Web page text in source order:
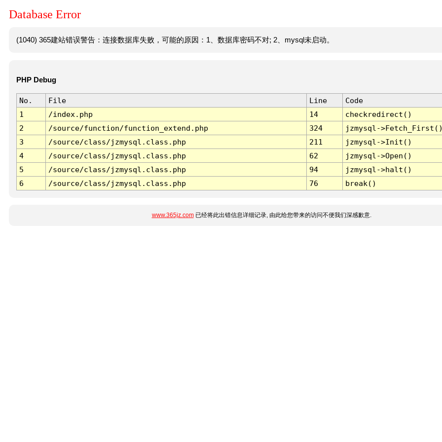
Database Error
(1040) 365建站错误警告：连接数据库失败，可能的原因：1、数据库密码不对; 2、mysql未启动。
PHP Debug
No. File Line
Code
1
/index.php 14
checkredirect()
2
/source/function/function_extend.php 324
jzmysql-
3
/source/class/jzmysql.class.php 211
jzmysql->Init()
4
/source/class/jzmysql.class.php 62
jzmysql->Open()
5
/source/class/jzmysql.class.php 94
jzmysql->halt()
6
/source/class/jzmysql.class.php 76 break()
www.365jz.com已经将此出错信息详细记录, 由此给您带来的访问不便我们深感歉意.